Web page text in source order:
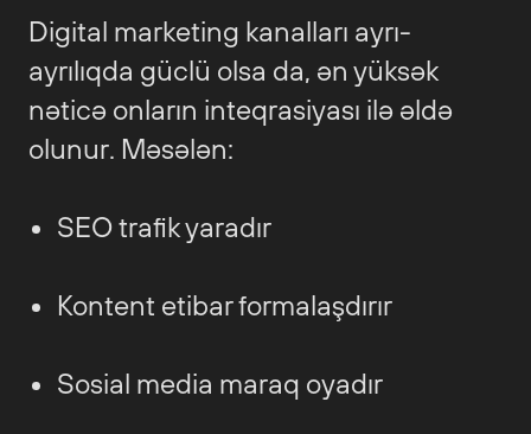
Digital marketing kanalları ayrı-
ayrılıqda güclü olsa da, ən yüksək
nəticə onların inteqrasiyası ilə əldə
olunur. Məsələn:
SEO trafik yaradır
Kontent etibar formalaşdırır
Sosial media maraq oyadır